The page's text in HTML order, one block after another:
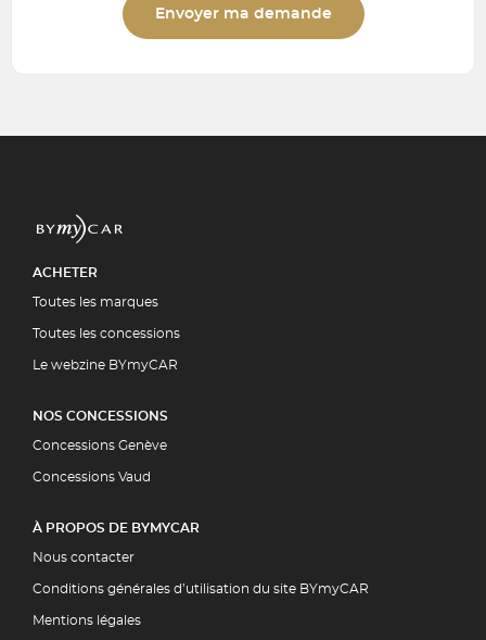
Envoyer ma demande
ACHETER
Toutes les marques
Toutes les concessions
Le webzine BYmyCAR
NOS CONCESSIONS
Concessions Genève
Concessions Vaud
À PROPOS DE BYMYCAR
Nous contacter
Conditions générales d’utilisation du site BYmyCAR
Mentions légales